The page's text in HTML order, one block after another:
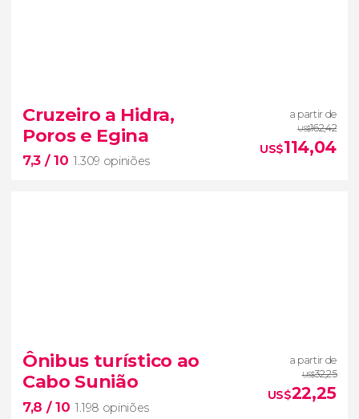
2.548 opiniões
tour panorâmico de ônibus
por Atenas
visita guiada à Acrópole e seu
Museu
Cruzeiro a Hidra,
Poros e Egina
7,3 / 10 1.309 opiniões
a partir de
US$162,42
US$114,04
1.309 opiniões
Conheça três lindas ilhas gregas
Ônibus turístico ao
Cabo Sunião
7,8 / 10 1.198 opiniões
a partir de
US$32,25
US$22,25